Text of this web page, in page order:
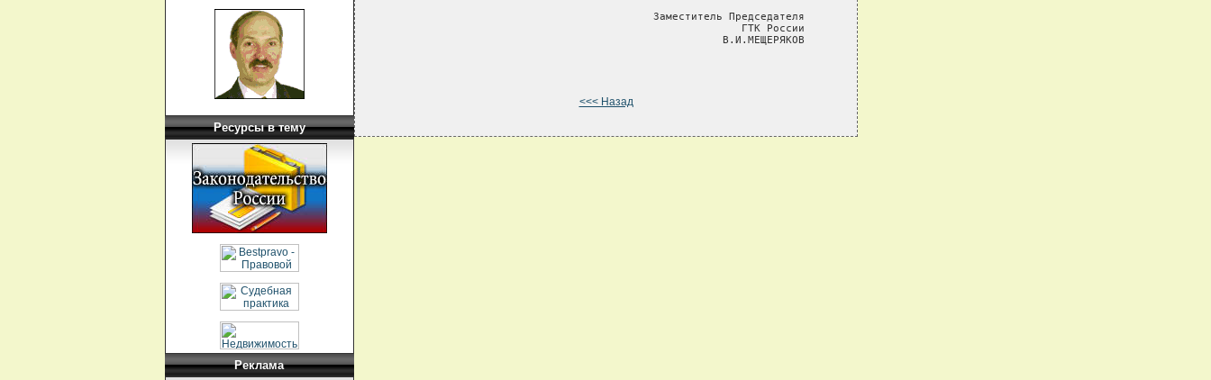
Ресурсы в тему
Реклама
                                              Заместитель Председателя
                                                            ГТК России
                                                         В.И.МЕЩЕРЯКОВ
<<< Назад